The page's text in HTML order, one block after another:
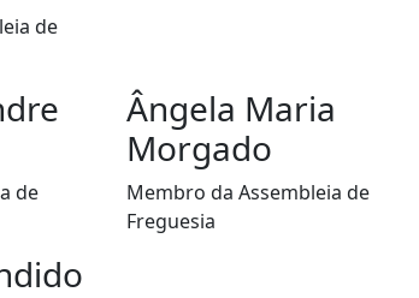
de
de
Ângela Maria
Morgado
Membro da Assembleia de
Freguesia